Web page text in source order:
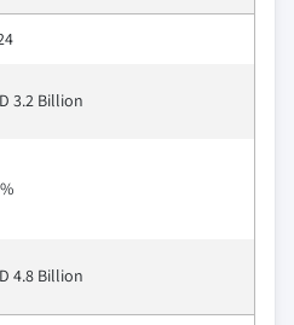
3.2 Billion
4.8 Billion